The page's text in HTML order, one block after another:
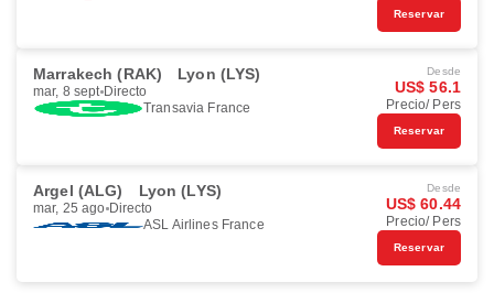
Reservar
Marrakech (RAK) Lyon (LYS)
mar, 8 sept Directo
Transavia France
Desde
US$ 56.1
Precio/ Pers
Reservar
Argel (ALG) Lyon (LYS)
mar, 25 ago Directo
ASL Airlines France
Desde
US$ 60.44
Precio/ Pers
Reservar